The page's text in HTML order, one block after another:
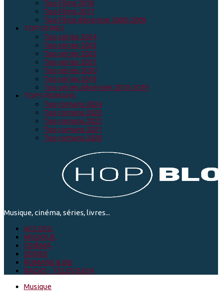
Top Films 2018
Top Films 2017
Top Films décennie 2000-2009
TOP SERIES
Top séries 2024
Top séries 2023
Top séries 2022
Top séries 2021
Top séries 2020
Top séries 2019
Top séries décennie 2010-2019
TOPS ROMANS
Top romans 2024
Top romans 2023
Top romans 2022
Top romans 2021
Top romans 2020
Musique, cinéma, séries, livres...
ACCUEIL
MUSIQUE
CINEMA
SÉRIES
ROMANS & BD
RADIO - TELEVISION
Musique